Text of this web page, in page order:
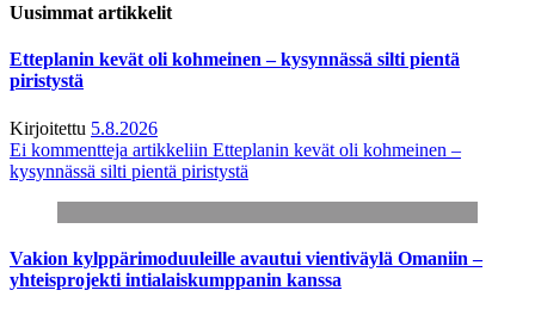
Uusimmat artikkelit
Etteplanin kevät oli kohmeinen – kysynnässä silti pientä
piristystä
Kirjoitettu 5.8.2026
Ei kommentteja artikkeliin Etteplanin kevät oli kohmeinen –
kysynnässä silti pientä piristystä
Vakion kylppärimoduuleille avautui vientiväylä Omaniin –
yhteisprojekti intialaiskumppanin kanssa